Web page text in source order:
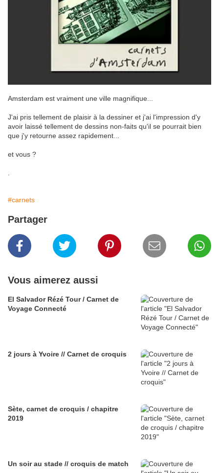
Amsterdam est vraiment une ville magnifique...
J'ai pris tellement de plaisir à la dessiner et j'ai l'impression d'y
avoir laissé tellement de dessins non-faits qu'il se pourrait bien
que j'y retourne assez rapidement...
et vous ?
#carnets
Partager
Vous aimerez aussi
El Salvador Rézé Tour / Carnet de
Voyage Connecté
2 jours à Yvoire // Carnet de croquis
Sète, carnet de croquis / chapitre
2019
Un soir au stade // croquis de match